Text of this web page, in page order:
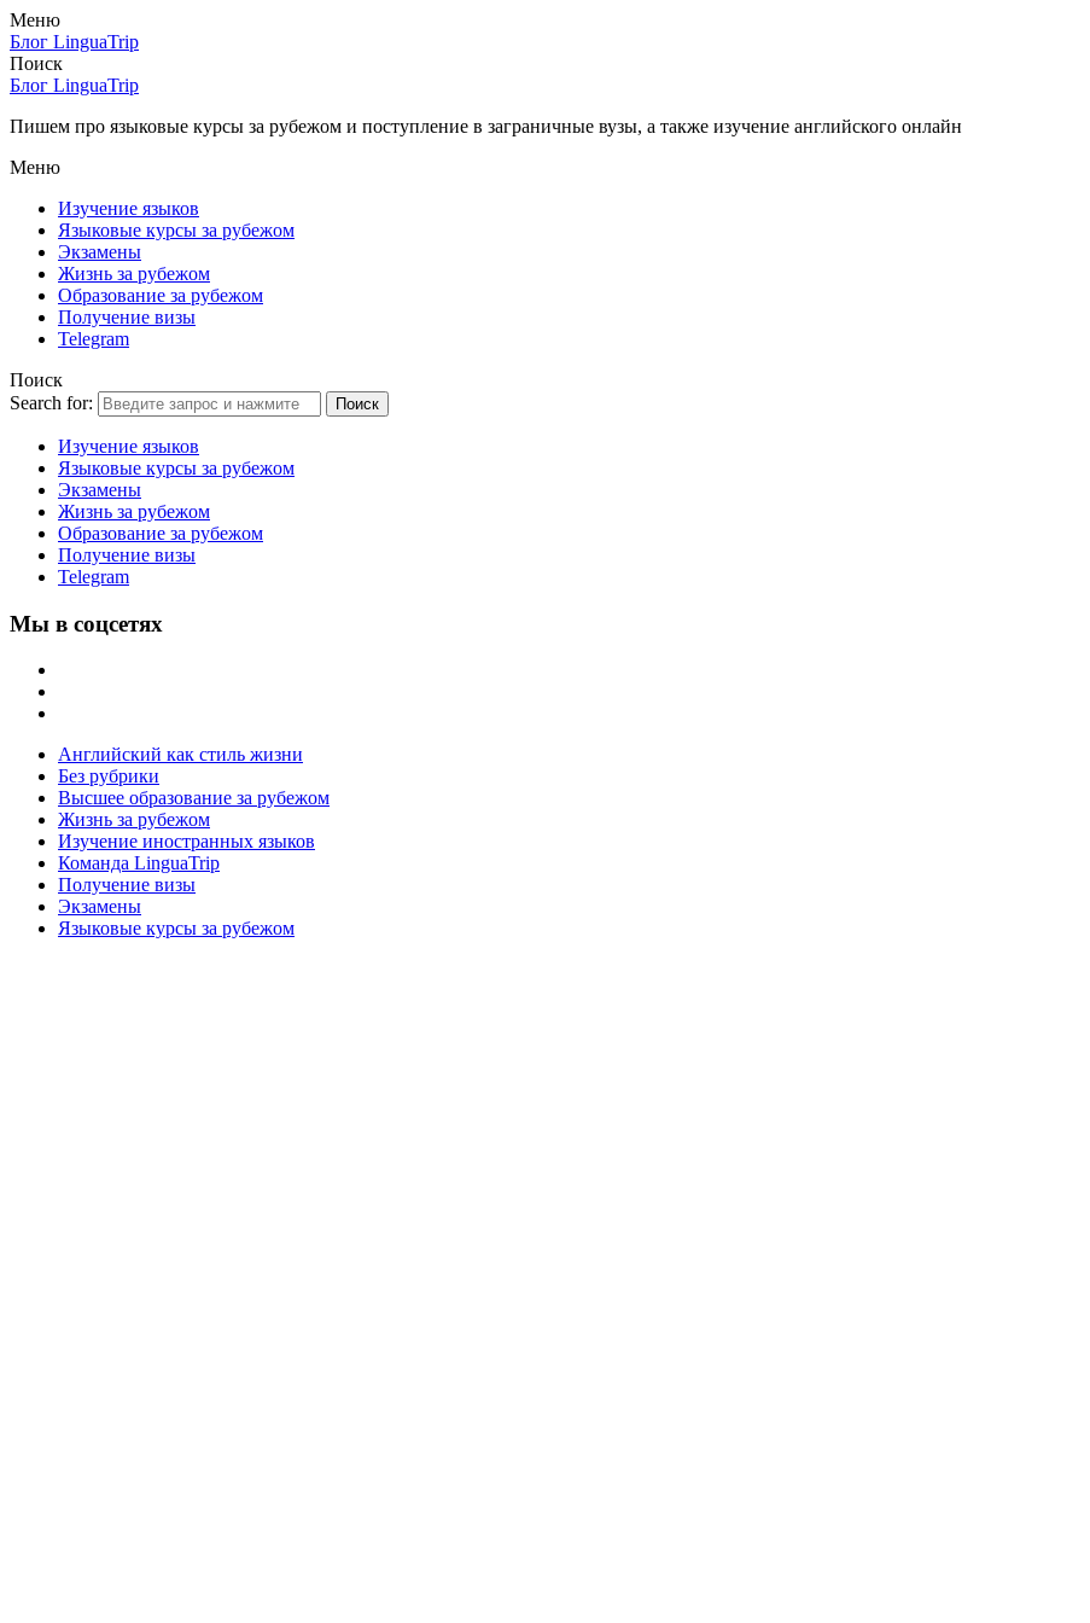
Меню
Блог LinguaTrip
Поиск
Блог LinguaTrip
Пишем про языковые курсы за рубежом и поступление в заграничные вузы, а также изучение английского онлайн
Меню
Изучение языков
Языковые курсы за рубежом
Экзамены
Жизнь за рубежом
Образование за рубежом
Получение визы
Telegram
Поиск
Search for:
Поиск
Изучение языков
Языковые курсы за рубежом
Экзамены
Жизнь за рубежом
Образование за рубежом
Получение визы
Telegram
Мы в соцсетях
Английский как стиль жизни
Без рубрики
Высшее образование за рубежом
Жизнь за рубежом
Изучение иностранных языков
Команда LinguaTrip
Получение визы
Экзамены
Языковые курсы за рубежом